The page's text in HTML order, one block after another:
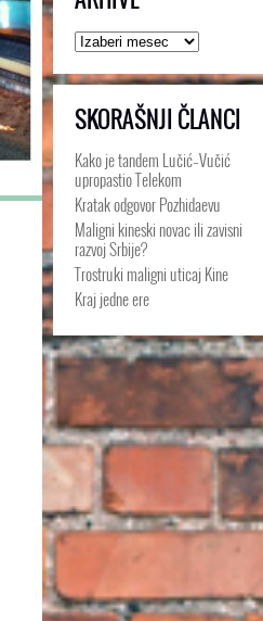
Arhive
SKORAŠNJI ČLANCI
Kako je tandem Lučić–Vučić
upropastio Telekom
Kratak odgovor Pozhidaevu
Maligni kineski novac ili zavisni
razvoj Srbije?
Trostruki maligni uticaj Kine
Kraj jedne ere